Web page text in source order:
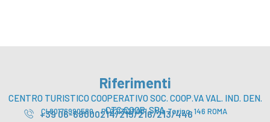
Riferimenti
CENTRO TURISTICO COOPERATIVO SOC. COOP.VA VAL. IND. DEN.
CTC COOP. SPA
CI 80176990580 – PI 02131211001 – Via Torino, 146 ROMA
+39 06-68000214/215/216/213/446